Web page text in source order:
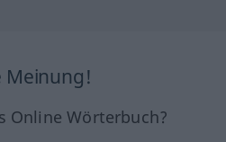
Meinung!
Online Wörterbuch?